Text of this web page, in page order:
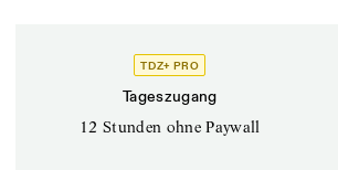
TDZ+ PRO
Tageszugang
12 Stunden ohne Paywall